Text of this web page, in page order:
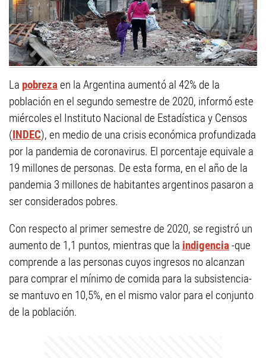
La pobrezaen la Argentina aumentó al 42% de la
población en el segundo semestre de 2020, informó este
miércoles el Instituto Nacional de Estadística y Censos
(INDEC), en medio de una crisis económica profundizada
por la pandemia de coronavirus. El porcentaje equivale a
19 millones de personas. De esta forma, en el año de la
pandemia 3 millones de habitantes argentinos pasaron a
ser considerados pobres.
Con respecto al primer semestre de 2020, se registró un
aumento de 1,1 puntos, mientras que la indigencia-que
comprende a las personas cuyos ingresos no alcanzan
para comprar el mínimo de comida para la subsistencia-
se mantuvo en 10,5%, en el mismo valor para el conjunto
de la población.